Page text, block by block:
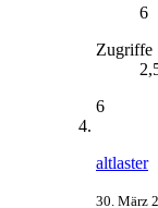
6
Zugriffe
6
altlaster
30. März